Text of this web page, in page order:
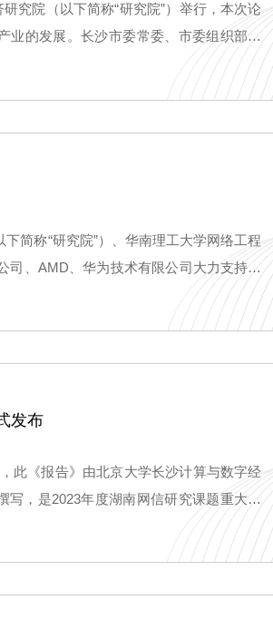
究院（以下简称“研究院”）举行，本次论
业的发展。长沙市委常委、市委组织部部
发改、工信局、数据等市直部门，相关园
算系统产业链企业代表等120余人参加会
简称“研究院”）、华南理工大学网络工程
司、AMD、华为技术有限公司大力支持的
百五十余位来自高校、科研院所及企业的
发布
此《报告》由北京大学长沙计算与数字经
写，是2023年度湖南网信研究课题重大项